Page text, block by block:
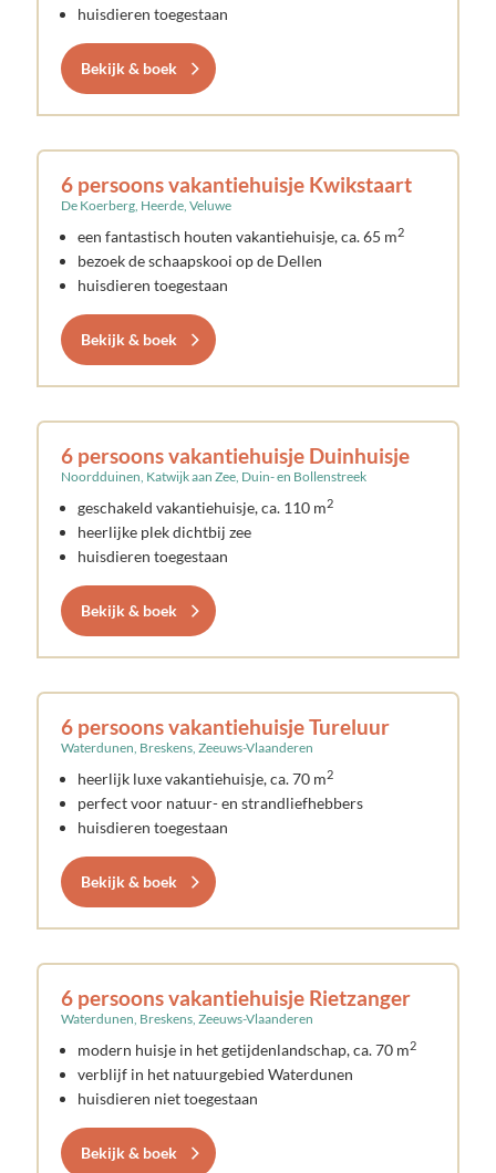
huisdieren toegestaan
Bekijk & boek
6 persoons vakantiehuisje Kwikstaart
De Koerberg, Heerde, Veluwe
een fantastisch houten vakantiehuisje, ca. 65 m2
bezoek de schaapskooi op de Dellen
huisdieren toegestaan
Bekijk & boek
6 persoons vakantiehuisje Duinhuisje
Noordduinen, Katwijk aan Zee, Duin- en Bollenstreek
geschakeld vakantiehuisje, ca. 110 m2
heerlijke plek dichtbij zee
huisdieren toegestaan
Bekijk & boek
6 persoons vakantiehuisje Tureluur
Waterdunen, Breskens, Zeeuws-Vlaanderen
heerlijk luxe vakantiehuisje, ca. 70 m2
perfect voor natuur- en strandliefhebbers
huisdieren toegestaan
Bekijk & boek
6 persoons vakantiehuisje Rietzanger
Waterdunen, Breskens, Zeeuws-Vlaanderen
modern huisje in het getijdenlandschap, ca. 70 m2
verblijf in het natuurgebied Waterdunen
huisdieren niet toegestaan
Bekijk & boek